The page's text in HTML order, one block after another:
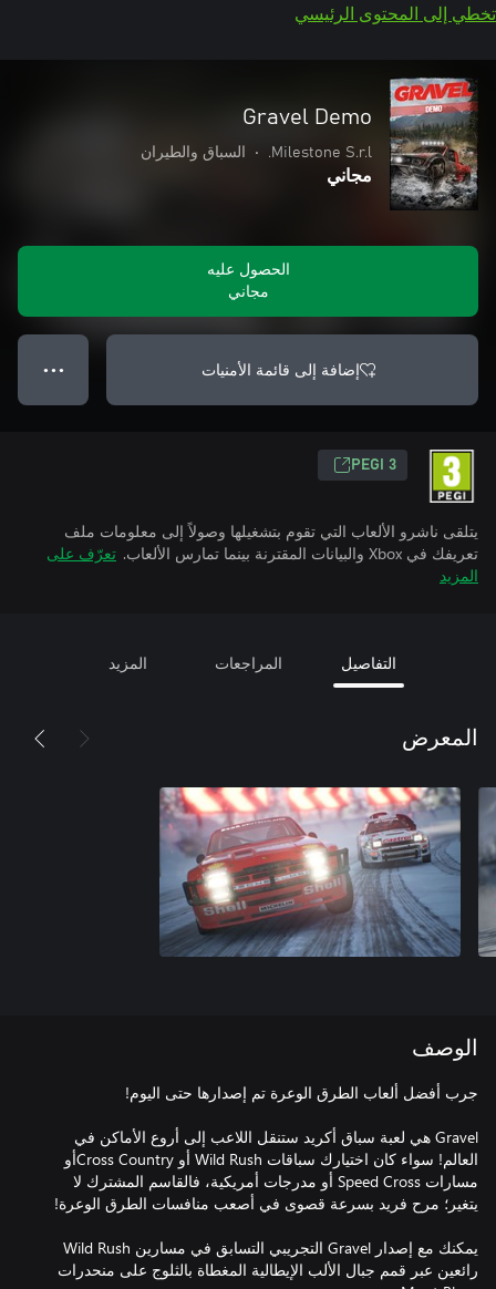
تخطي إلى المحتوى الرئيسي
Gravel Demo
Milestone S.r.l.
• السباق والطيران
مجاني
الحصول عليه
مجاني
إضافة إلى قائمة الأمنيات ● ● ●
PEGI 3
يتلقى ناشرو الألعاب التي تقوم بتشغيلها وصولاً إلى معلومات ملف
تعريفك في Xbox والبيانات المقترنة بينما تمارس الألعاب.
تعرّف على
المزيد
التفاصيل المراجعات المزيد
المعرض
الوصف
Gravel هي لعبة سباق أكريد ستنقل اللاعب إلى أروع الأماكن في
العالم! سواء كان اختيارك سباقات Wild Rush أو Cross Countryأو
مسارات Speed Cross أو مدرجات أمريكية، فالقاسم المشترك لا
يمكنك مع إصدار Gravel التجريبي التسابق في مسارين Wild Rush
رائعين عبر قمم جبال الألب الإيطالية المغطاة بالثلوج على منحدرات